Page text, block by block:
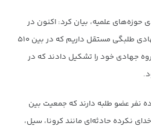
علمیه، بیان کرد: اکنون در
سطح کشور بالغ بر ۱۴۰۰ گروه جهادی طلبگی مستقل داریم که در بین ۵۱۰
۳۱۰ تا از آنها گروه جهادی خود را تشکیل دادند که در
نفر عضو طلبه دارند که جمعیت بین
خدای نکرده حادثه‌ای مانند کرونا، سیل،